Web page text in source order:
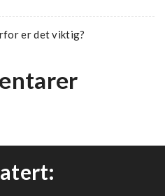
er det viktig?